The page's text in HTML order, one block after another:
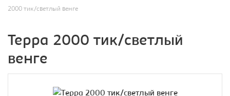
2000 тик/светлый венге
Терра 2000 тик/светлый
венге